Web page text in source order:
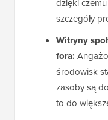
dzięki
szczegóły
Witryny
fora:
środowisk
zasoby są
to do